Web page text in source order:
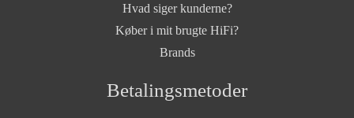
Hvad siger kunderne?
Køber i mit brugte HiFi?
Brands
Betalingsmetoder